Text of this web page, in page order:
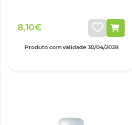
8,10€
Produto com validade 30/04/2028